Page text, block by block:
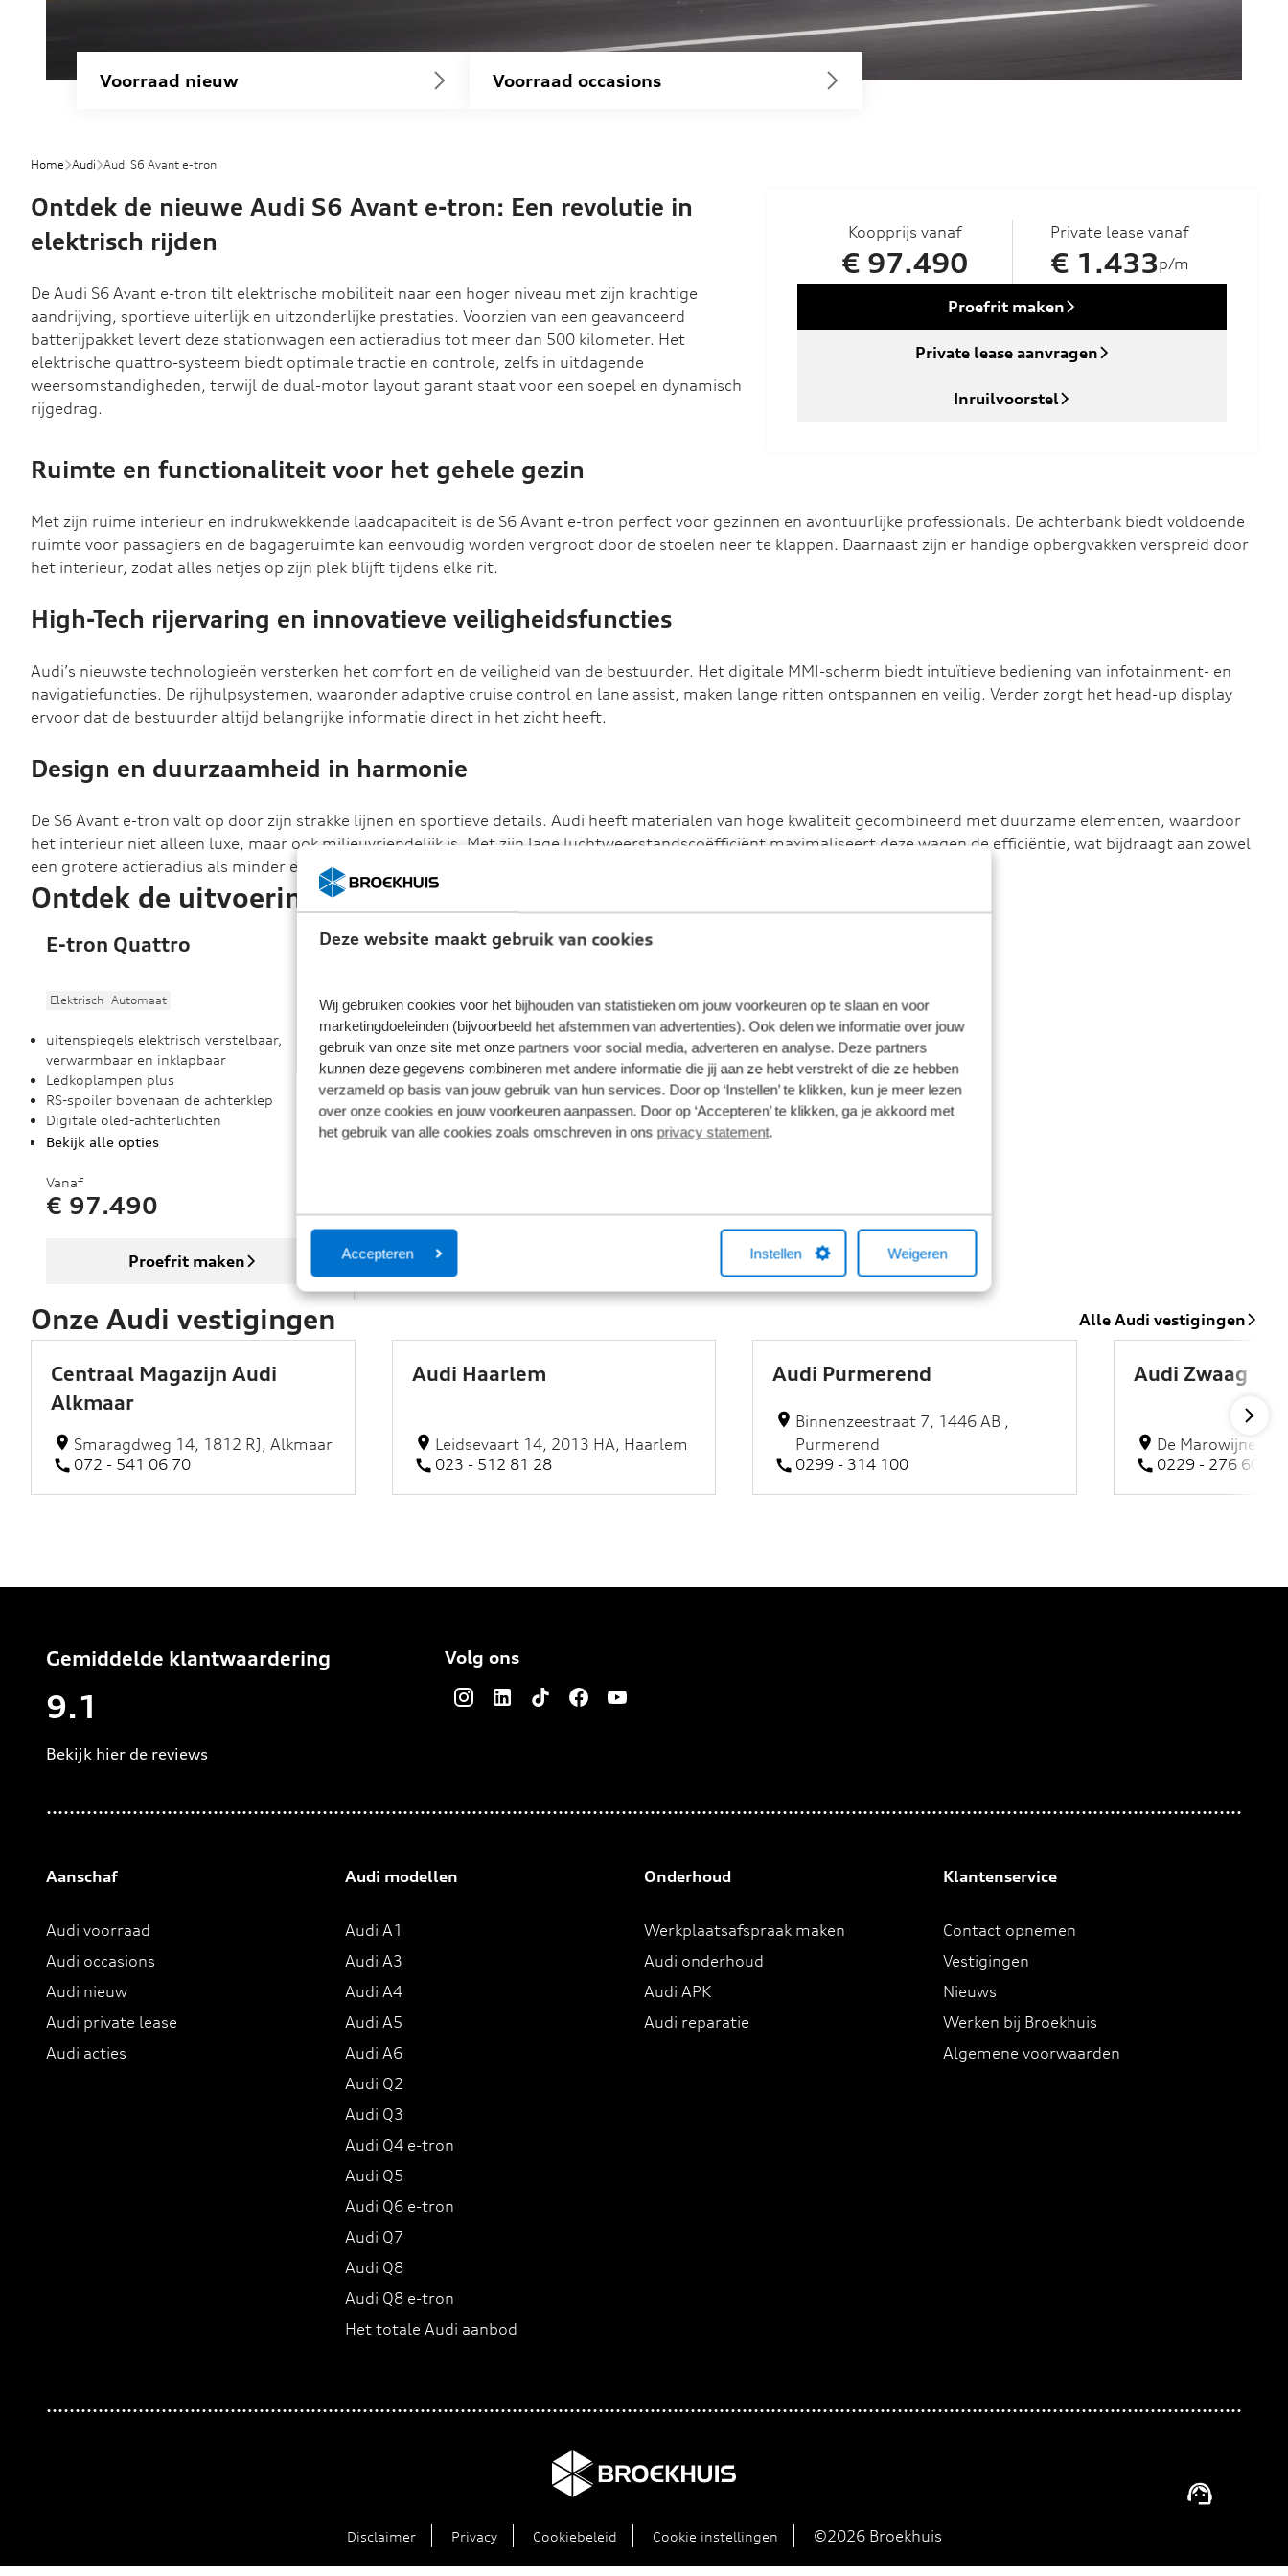
Deze website maakt gebruik van cookies
Wij gebruiken cookies voor het bijhouden van statistieken om jouw voorkeuren op te slaan en voor
marketingdoeleinden (bijvoorbeeld het afstemmen van advertenties). Ook delen we informatie over jouw
gebruik van onze site met onze partners voor social media, adverteren en analyse. Deze partners
kunnen deze gegevens combineren met andere informatie die jij aan ze hebt verstrekt of die ze hebben
verzameld op basis van jouw gebruik van hun services. Door op ‘Instellen’ te klikken, kun je meer lezen
over onze cookies en jouw voorkeuren aanpassen. Door op ‘Accepteren’ te klikken, ga je akkoord met
het gebruik van alle cookies zoals omschreven in ons privacy statement.
Accepteren Instellen Weigeren
Voorraad nieuw Voorraad occasions
Home Audi Audi S6 Avant e-tron
Ontdek de nieuwe Audi S6 Avant e-tron: Een revolutie in
elektrisch rijden
De Audi S6 Avant e-tron tilt elektrische mobiliteit naar een hoger niveau met zijn krachtige
aandrijving, sportieve uiterlijk en uitzonderlijke prestaties. Voorzien van een geavanceerd
batterijpakket levert deze stationwagen een actieradius tot meer dan 500 kilometer. Het
elektrische quattro-systeem biedt optimale tractie en controle, zelfs in uitdagende
weersomstandigheden, terwijl de dual-motor layout garant staat voor een soepel en dynamisch
rijgedrag.
Koopprijs vanaf
€ 97.490
Private lease vanaf
€ 1.433p/m
Proefrit maken
Private lease aanvragen
Inruilvoorstel
Ruimte en functionaliteit voor het gehele gezin
Met zijn ruime interieur en indrukwekkende laadcapaciteit is de S6 Avant e-tron perfect voor gezinnen en avontuurlijke professionals. De achterbank biedt voldoende
ruimte voor passagiers en de bagageruimte kan eenvoudig worden vergroot door de stoelen neer te klappen. Daarnaast zijn er handige opbergvakken verspreid door
het interieur, zodat alles netjes op zijn plek blijft tijdens elke rit.
High-Tech rijervaring en innovatieve veiligheidsfuncties
Audi’s nieuwste technologieën versterken het comfort en de veiligheid van de bestuurder. Het digitale MMI-scherm biedt intuïtieve bediening van infotainment- en
navigatiefuncties. De rijhulpsystemen, waaronder adaptive cruise control en lane assist, maken lange ritten ontspannen en veilig. Verder zorgt het head-up display
ervoor dat de bestuurder altijd belangrijke informatie direct in het zicht heeft.
Design en duurzaamheid in harmonie
De S6 Avant e-tron valt op door zijn strakke lijnen en sportieve details. Audi heeft materialen van hoge kwaliteit gecombineerd met duurzame elementen, waardoor
het interieur niet alleen luxe, maar ook milieuvriendelijk is. Met zijn lage luchtweerstandscoëfficiënt maximaliseert deze wagen de efficiëntie, wat bijdraagt aan zowel
een grotere actieradius als minder energieverbruik.
Ontdek de uitvoeringen
E-tron Quattro
Elektrisch Automaat
uitenspiegels elektrisch verstelbaar,
verwarmbaar en inklapbaar
Ledkoplampen plus
RS-spoiler bovenaan de achterklep
Digitale oled-achterlichten
Bekijk alle opties
Vanaf
€ 97.490
Proefrit maken
Onze Audi vestigingen Alle Audi vestigingen
Centraal Magazijn Audi
Alkmaar
Smaragdweg 14, 1812 RJ, Alkmaar
072 - 541 06 70
Audi Haarlem
Leidsevaart 14, 2013 HA, Haarlem
023 - 512 81 28
Audi Purmerend
Binnenzeestraat 7, 1446 AB ,
Purmerend
0299 - 314 100
Audi Zwaag
De Marowijne
0229 - 276 600
Gemiddelde klantwaardering
9.1
Bekijk hier de reviews
van
Volg ons
Aanschaf
Audi voorraad
Audi occasions
Audi nieuw
Audi private lease
Audi acties
Audi modellen
Audi A1
Audi A3
Audi A4
Audi A5
Audi A6
Audi Q2
Audi Q3
Audi Q4 e-tron
Audi Q5
Audi Q6 e-tron
Audi Q7
Audi Q8
Audi Q8 e-tron
Het totale Audi aanbod
Onderhoud
Werkplaatsafspraak maken
Audi onderhoud
Audi APK
Audi reparatie
Klantenservice
Contact opnemen
Vestigingen
Nieuws
Werken bij Broekhuis
Algemene voorwaarden
Disclaimer Privacy Cookiebeleid Cookie instellingen ©2026 Broekhuis